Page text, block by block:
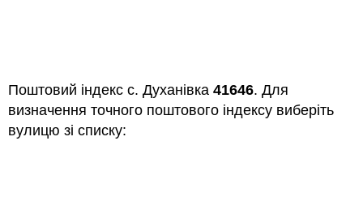
Поштовий індекс с. Духанівка 41646. Для
визначення точного поштового індексу виберіть
вулицю зі списку: